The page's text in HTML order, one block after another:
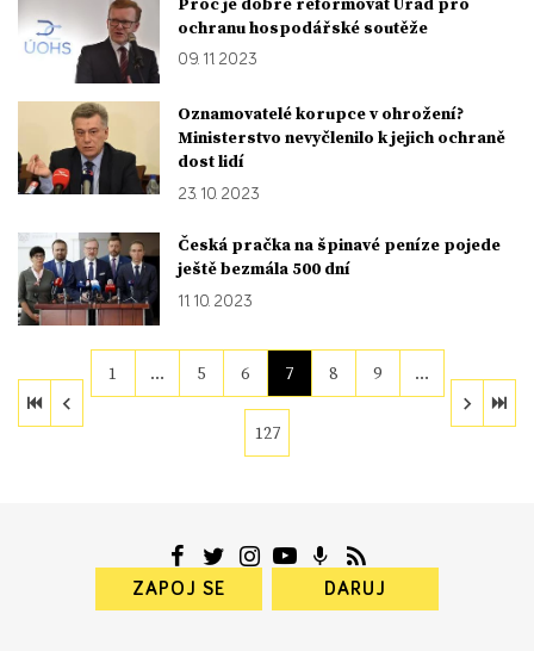
ochranu hospodářské soutěže
09. 11. 2023
Oznamovatelé korupce v ohrožení?
Ministerstvo nevyčlenilo k jejich ochraně
dost lidí
23. 10. 2023
Česká pračka na špinavé peníze pojede
ještě bezmála 500 dní
11. 10. 2023
1 … 5 6 7 8 9 …
127
ZAPOJ SE DARUJ